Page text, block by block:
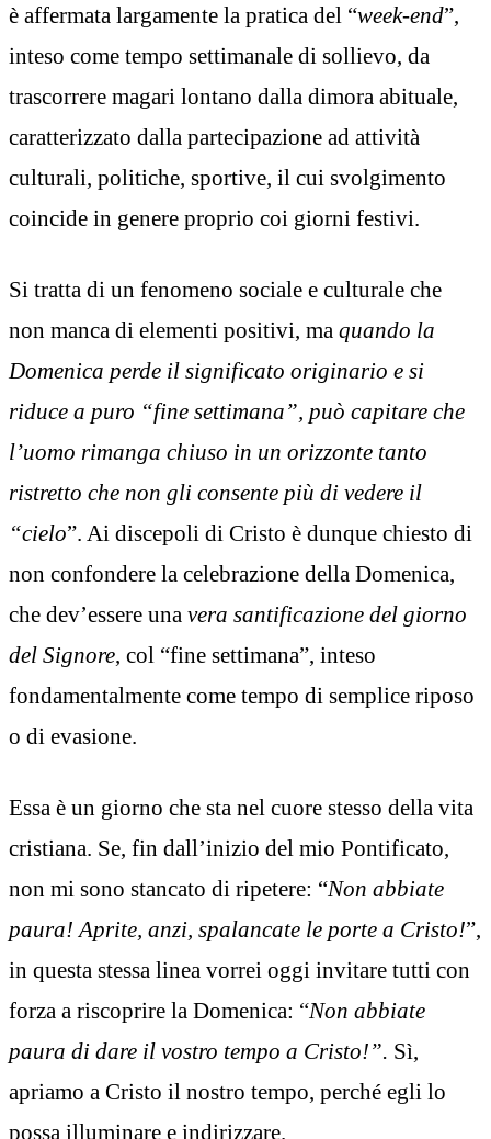
è affermata largamente la pratica del “week-end”,
inteso come tempo settimanale di sollievo, da
trascorrere magari lontano dalla dimora abituale,
caratterizzato dalla partecipazione ad attività
culturali, politiche, sportive, il cui svolgimento
coincide in genere proprio coi giorni festivi.
Si tratta di un fenomeno sociale e culturale che
non manca di elementi positivi, ma quando la
Domenica perde il significato originario e si
riduce a puro “fine settimana”, può capitare che
l’uomo rimanga chiuso in un orizzonte tanto
ristretto che non gli consente più di vedere il
“cielo”. Ai discepoli di Cristo è dunque chiesto di
non confondere la celebrazione della Domenica,
che dev’essere una vera santificazione del giorno
del Signore, col “fine settimana”, inteso
fondamentalmente come tempo di semplice riposo
o di evasione.
Essa è un giorno che sta nel cuore stesso della vita
cristiana. Se, fin dall’inizio del mio Pontificato,
non mi sono stancato di ripetere: “Non abbiate
paura! Aprite, anzi, spalancate le porte a Cristo!”,
in questa stessa linea vorrei oggi invitare tutti con
forza a riscoprire la Domenica: “Non abbiate
paura di dare il vostro tempo a Cristo!”. Sì,
apriamo a Cristo il nostro tempo, perché egli lo
possa illuminare e indirizzare.